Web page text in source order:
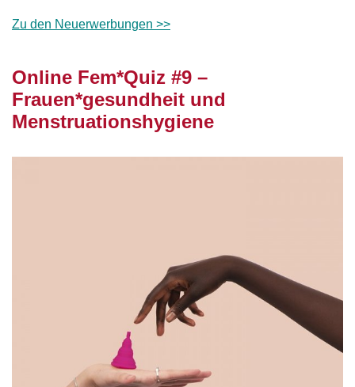
Zu den Neuerwerbungen >>
Online Fem*Quiz #9 –
Frauen*gesundheit und
Menstruationshygiene